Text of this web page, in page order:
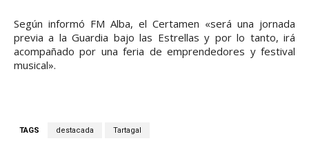
Según informó FM Alba, el Certamen «será una jornada
previa a la Guardia bajo las Estrellas y por lo tanto, irá
acompañado por una feria de emprendedores y festival
musical».
TAGS destacada Tartagal